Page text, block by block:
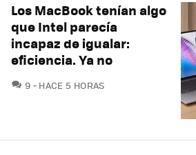
Los MacBook tenían algo
que Intel parecía
incapaz de igualar:
eficiencia. Ya no
9 COMENTARIOS
HACE 5 HORAS